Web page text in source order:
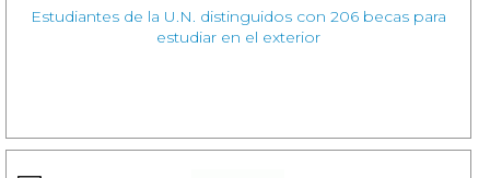
Estudiantes de la U.N. distinguidos con 206 becas para
estudiar en el exterior